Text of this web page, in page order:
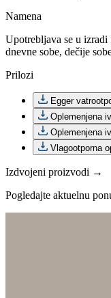
Namena
Upotrebljava se u izradi
dnevne sobe, dečije
Prilozi
Egger
Oplemenjena
Oplemenjena
Vlagootporna
Izdvojeni proizvodi →
Pogledajte aktuelnu